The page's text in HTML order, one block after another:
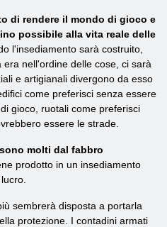
di rendere il mondo di gioco e
possibile alla vita reale delle
l'insediamento sarà costruito,
nell'ordine delle cose, ci sarà
e artigianali divergono da esso
come preferisci senza essere
gioco, ruotali come preferisci
essere le strade.
molti dal fabbro
prodotto in un insediamento
sembrerà disposta a portarla
protezione. I contadini armati